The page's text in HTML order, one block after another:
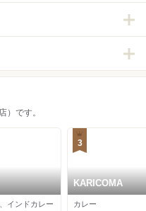
）です。
インドカレー
3
KARICOMA
カレー